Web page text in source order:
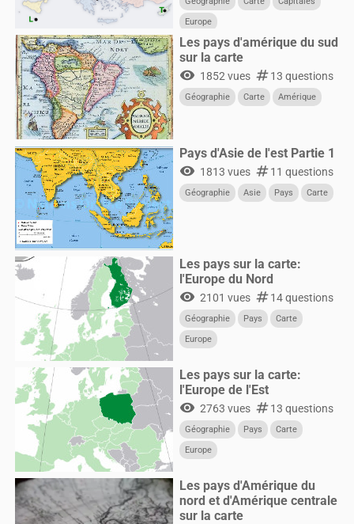
Europe
Les pays d'amérique du sud
sur la carte
visibility 1852 vues numbers13 questions
Géographie Carte Amérique
Pays d'Asie de l'est Partie 1
visibility 1813 vues numbers11 questions
Géographie Asie Pays Carte
Les pays sur la carte:
l'Europe du Nord
visibility 2101 vues numbers14 questions
Géographie Pays
Carte
Europe
Les pays sur la carte:
l'Europe de l'Est
visibility 2763 vues numbers13 questions
Géographie Pays
Carte
Europe
Les pays d'Amérique du
nord et d'Amérique centrale
sur la carte